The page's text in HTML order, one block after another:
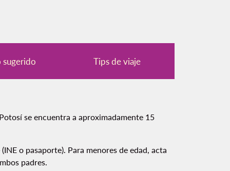
sugerido Tips de viaje
se encuentra a aproximadamente 15
o pasaporte). Para menores de edad, acta
padres.